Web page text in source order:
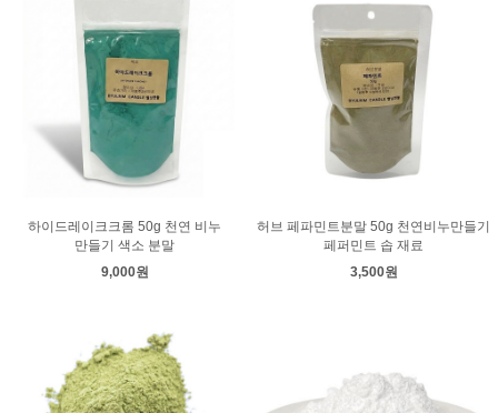
하이드레이크크롬 50g 천연 비누
만들기 색소 분말
9,000원
허브 페파민트분말 50g 천연비누만들기
페퍼민트 솝 재료
3,500원